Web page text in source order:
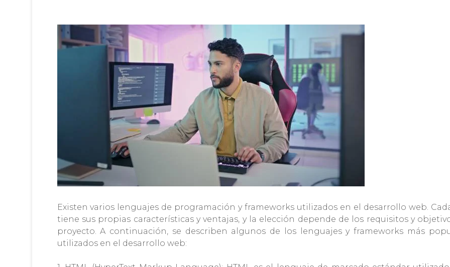
Existen varios lenguajes de programación y frameworks utilizados en el desarrollo web.
tiene sus propias características y ventajas, y la elección depende de los requisitos y
proyecto. A continuación, se describen algunos de los lenguajes y frameworks más
utilizados en el desarrollo web: